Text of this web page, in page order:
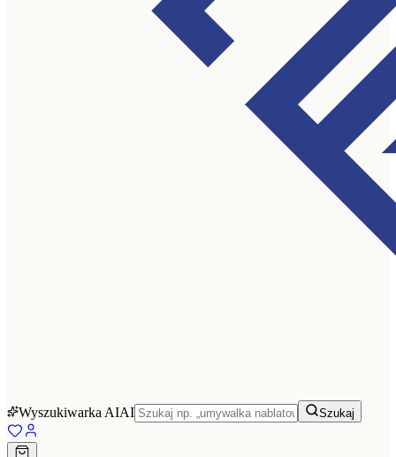
Wyszukiwarka AIAI Szukaj